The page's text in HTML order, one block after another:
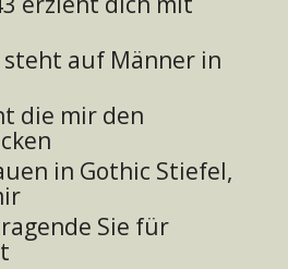
steht auf Männer in
die mir den
in Gothic Stiefel,
Sie für